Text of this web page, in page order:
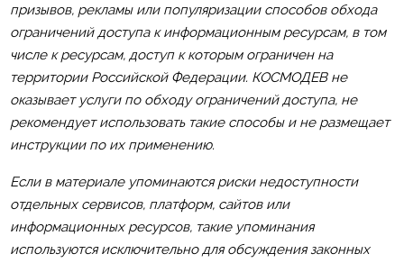
призывов, рекламы или популяризации способов обхода
ограничений доступа к информационным ресурсам, в том
числе к ресурсам, доступ к которым ограничен на
территории Российской Федерации. КОСМОДЕВ не
оказывает услуги по обходу ограничений доступа, не
рекомендует использовать такие способы и не размещает
инструкции по их применению.
Если в материале упоминаются риски недоступности
отдельных сервисов, платформ, сайтов или
информационных ресурсов, такие упоминания
используются исключительно для обсуждения законных